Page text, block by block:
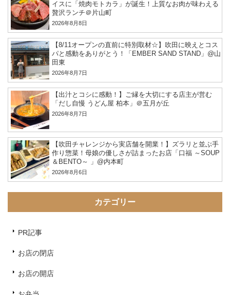
イスに「焼肉モトカラ」が誕生！上質なお肉が味わえる
贅沢ランチ＠片山町
2026年8月8日
【8/11オープンの直前に特別取材☆】吹田に映えとコス
パと感動をありがとう！「EMBER SAND STAND」@山
田東
2026年8月7日
【出汁とコシに感動！】ご縁を大切にする店主が営む
「だし自慢 うどん屋 柏本」＠五月が丘
2026年8月7日
【吹田チャレンジから実店舗を開業！】ズラリと並ぶ手
作り惣菜！母娘の優しさが詰まったお店「口福 ～SOUP
＆BENTO～ 」@内本町
2026年8月6日
カテゴリー
PR記事
お店の閉店
お店の開店